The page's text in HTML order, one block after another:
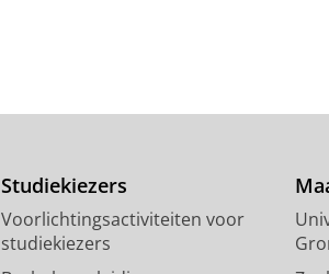
Studiekiezers
Voorlichtingsactiviteiten voor
studiekiezers